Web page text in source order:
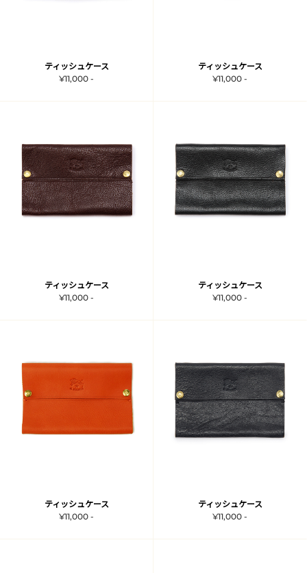
ティッシュケース
¥11,000 -
ティッシュケース
¥11,000 -
ティッシュケース
¥11,000 -
ティッシュケース
¥11,000 -
ティッシュケース
¥11,000 -
ティッシュケース
¥11,000 -